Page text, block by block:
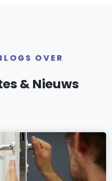
OVER
& Nieuws